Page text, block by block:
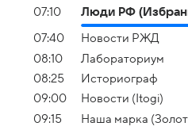
07:10
Люди РФ
07:40
Новости РЖД
08:10
Лабораториум
08:25
Историограф
09:00
Новости (Itogi)
09:15
Наша марка